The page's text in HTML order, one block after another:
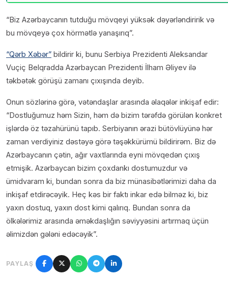
“Biz Azərbaycanın tutduğu mövqeyi yüksək dəyərləndiririk və
bu mövqeyə çox hörmətlə yanaşırıq”.
“Qərb Xəbər” bildirir ki, bunu Serbiya Prezidenti Aleksandar
Vuçiç Belqradda Azərbaycan Prezidenti İlham Əliyev ilə
təkbətək görüşü zamanı çıxışında deyib.
Onun sözlərinə görə, vətəndaşlar arasında əlaqələr inkişaf edir:
“Dostluğumuz həm Sizin, həm də bizim tərəfdə görülən konkret
işlərdə öz təzahürünü tapıb. Serbiyanın ərazi bütövlüyünə hər
zaman verdiyiniz dəstəyə görə təşəkkürümü bildirirəm. Biz də
Azərbaycanın çətin, ağır vaxtlarında eyni mövqedən çıxış
etmişik. Azərbaycan bizim çoxdankı dostumuzdur və
ümidvaram ki, bundan sonra da biz münasibətlərimizi daha da
inkişaf etdirəcəyik. Heç kəs bir faktı inkar edə bilməz ki, biz
yaxın dostuq, yaxın dost kimi qalırıq. Bundan sonra da
ölkələrimiz arasında əməkdaşlığın səviyyəsini artırmaq üçün
əlimizdən gələni edəcəyik”.
PAYLAŞ